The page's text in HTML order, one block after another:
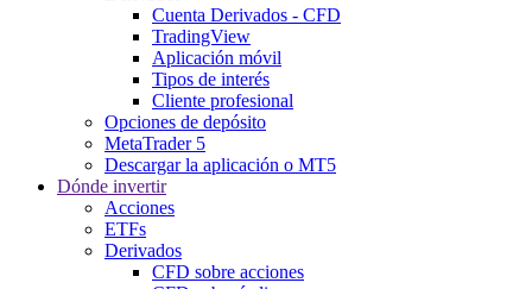
Cuenta Derivados - CFD
TradingView
Aplicación móvil
Tipos de interés
Cliente profesional
Opciones de depósito
MetaTrader 5
Descargar la aplicación o MT5
Dónde invertir
Acciones
ETFs
Derivados
CFD sobre acciones